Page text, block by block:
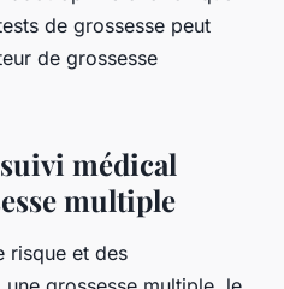
de grossesse peut
de grossesse
médical
multiple
risque et des